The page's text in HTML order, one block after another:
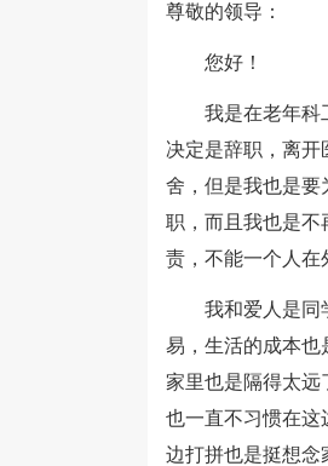
尊敬的领导：
您好！
我是在老年科工
决定是辞职，离
舍，但是我也是要
职，而且我也是不
责，不能一个人在
我和爱人是同学
易，生活的成本也
家里也是隔得太远
也一直不习惯在这
边打拼也是挺想念